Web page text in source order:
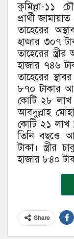
কুমিল্লা-১১
প্রার্থী
তাহেরের
হাজার ৩০৭
তাহেরের
হাজার ৭৪৬
তাহেরের
৮৭০ টাকার
কোটি ২৮ লাখ
আবদুল্লাহ
কোটি ২১ লাখ
তিনি বছওে
টাকা।
হাজার ৮৪০
Share